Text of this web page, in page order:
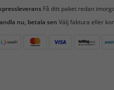
Få ditt paket redan
nu, betala sen Välj faktura eller